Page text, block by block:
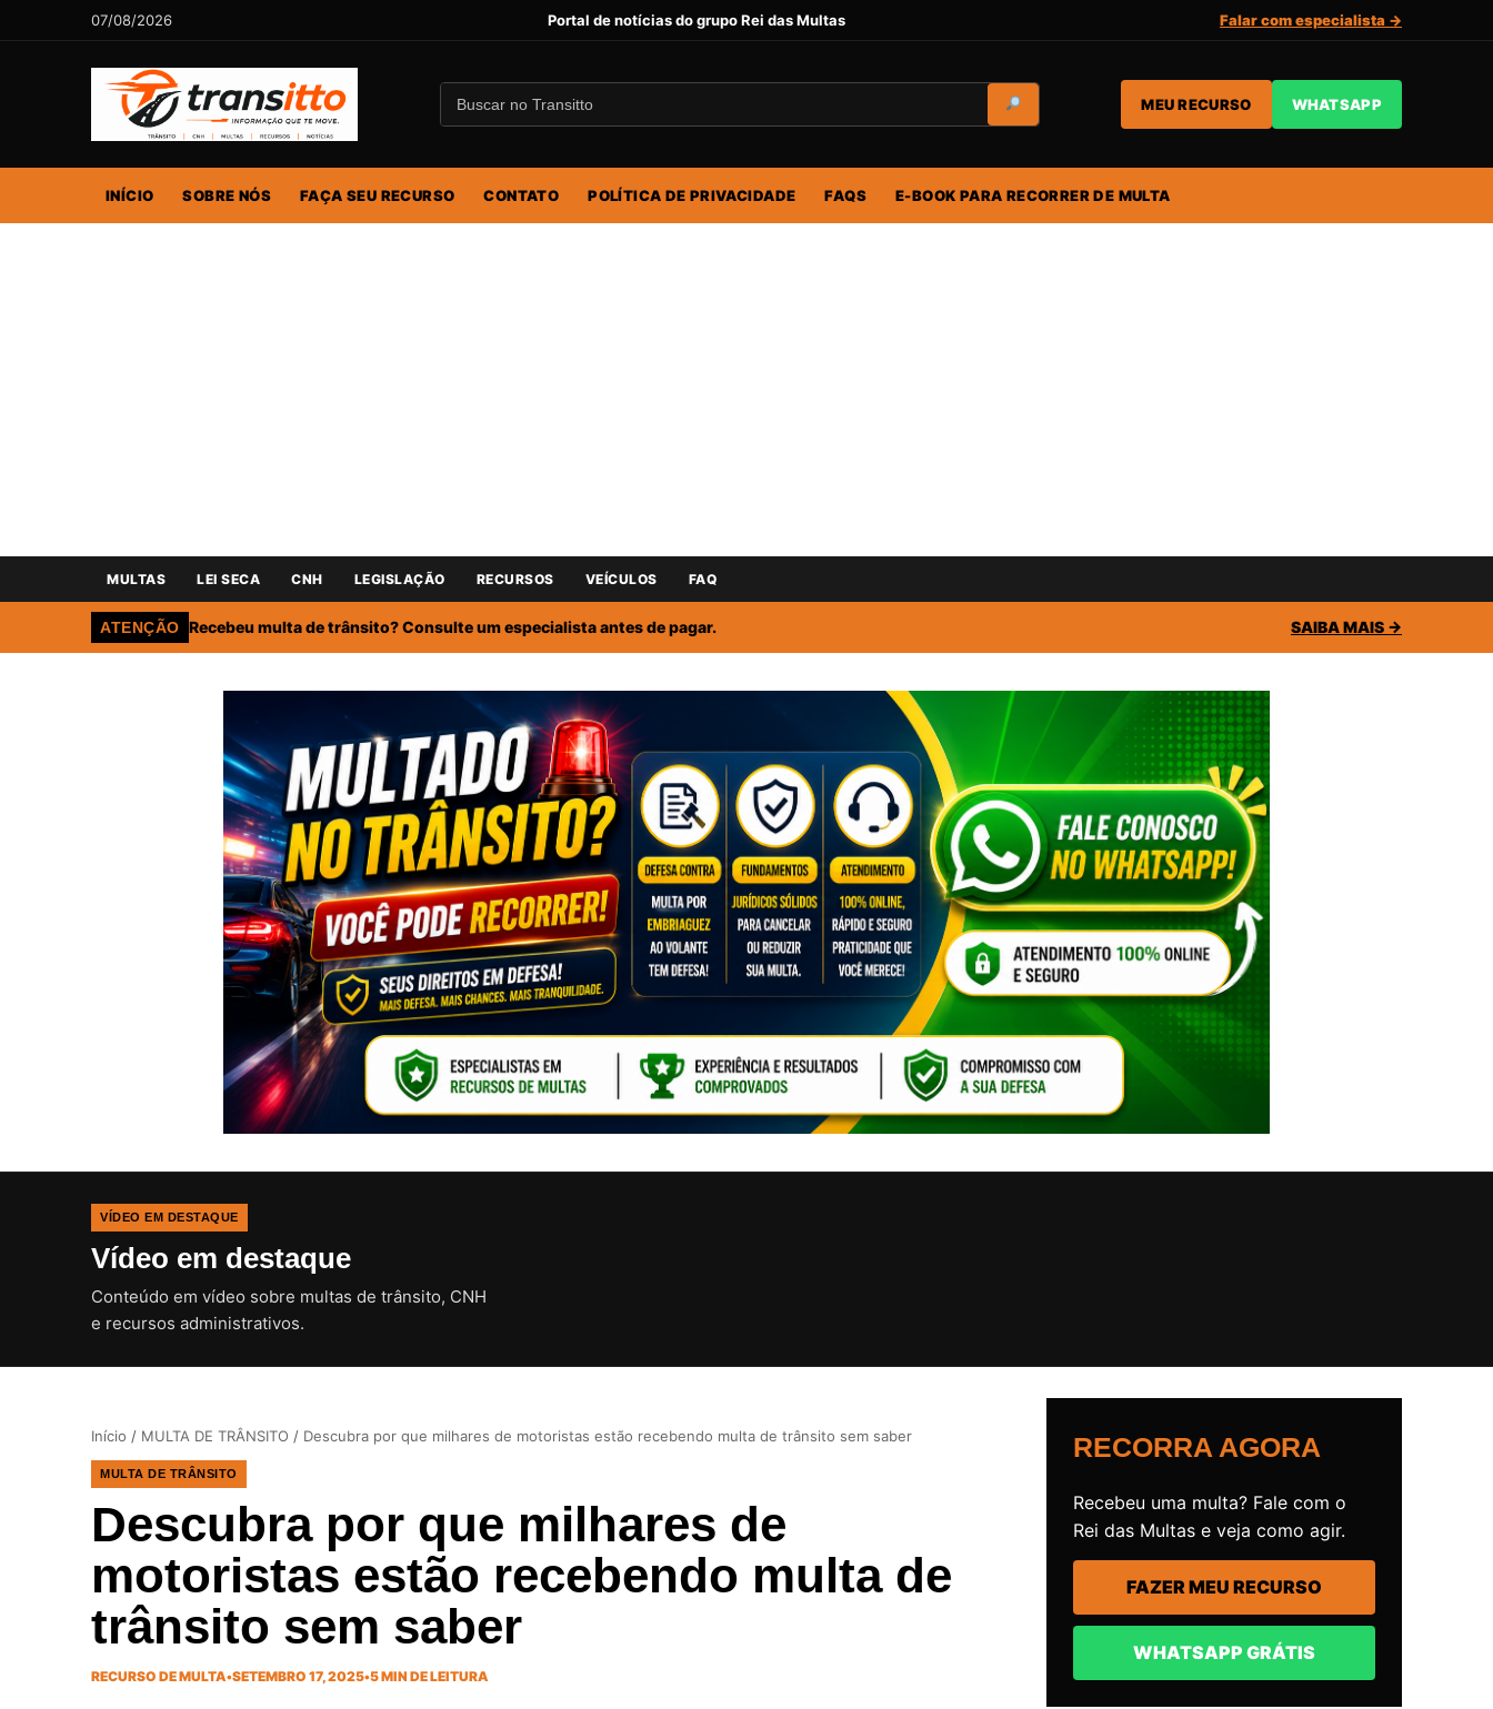
07/08/2026 Portal de notícias do grupo Rei das Multas Falar com especialista →
MEU RECURSO WHATSAPP
INÍCIO SOBRE NÓS FAÇA SEU RECURSO CONTATO POLÍTICA DE PRIVACIDADE FAQS E-BOOK PARA RECORRER DE MULTA
MULTAS LEI SECA CNH LEGISLAÇÃO RECURSOS VEÍCULOS FAQ
ATENÇÃO Recebeu multa de trânsito? Consulte um especialista antes de pagar. SAIBA MAIS →
VÍDEO EM DESTAQUE
Vídeo em destaque
Conteúdo em vídeo sobre multas de trânsito, CNH
e recursos administrativos.
Início / MULTA DE TRÂNSITO / Descubra por que milhares de motoristas estão recebendo multa de trânsito sem saber
MULTA DE TRÂNSITO
Descubra por que milhares de
motoristas estão recebendo multa de
trânsito sem saber
RECURSO DE MULTA•SETEMBRO 17, 2025•5 MIN DE LEITURA
RECORRA AGORA
Recebeu uma multa? Fale com o
Rei das Multas e veja como agir.
FAZER MEU RECURSO
WHATSAPP GRÁTIS